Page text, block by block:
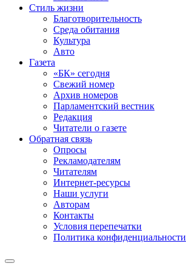
Стиль жизни
Благотворительность
Среда обитания
Культура
Авто
Газета
«БК» сегодня
Свежий номер
Архив номеров
Парламентский вестник
Редакция
Читатели о газете
Обратная связь
Опросы
Рекламодателям
Читателям
Интернет-ресурсы
Наши услуги
Авторам
Контакты
Условия перепечатки
Политика конфиденциальности